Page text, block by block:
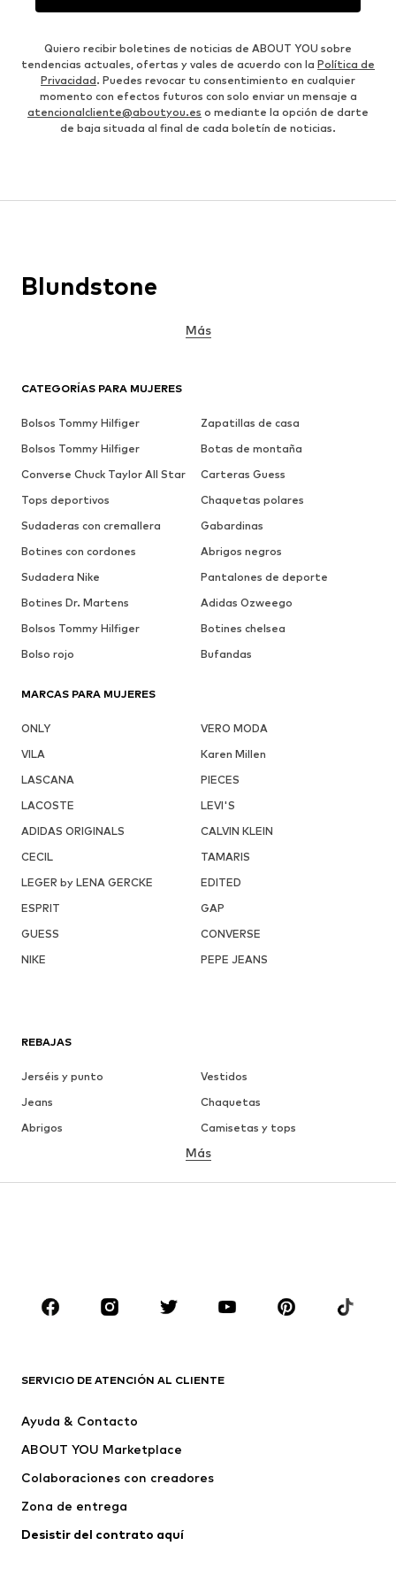
Quiero recibir boletines de noticias de ABOUT YOU sobre
tendencias actuales, ofertas y vales de acuerdo con la Política de
Privacidad. Puedes revocar tu consentimiento en cualquier
momento con efectos futuros con solo enviar un mensaje a
atencionalcliente@aboutyou.es o mediante la opción de darte
de baja situada al final de cada boletín de noticias.
CATEGORÍAS PARA MUJERES
Bolsos Tommy Hilfiger
Zapatillas de casa
Bolsos Tommy Hilfiger
Botas de montaña
Converse Chuck Taylor All Star
Carteras Guess
Tops deportivos
Chaquetas polares
Sudaderas con cremallera
Gabardinas
Botines con cordones
Abrigos negros
Sudadera Nike
Pantalones de deporte
Botines Dr. Martens
Adidas Ozweego
Bolsos Tommy Hilfiger
Botines chelsea
Bolso rojo
Bufandas
MARCAS PARA MUJERES
ONLY
VERO MODA
VILA
Karen Millen
LASCANA
PIECES
LACOSTE
LEVI'S
ADIDAS ORIGINALS
CALVIN KLEIN
CECIL
TAMARIS
LEGER by LENA GERCKE
EDITED
ESPRIT
GAP
GUESS
CONVERSE
NIKE
PEPE JEANS
REBAJAS
Jerséis y punto
Vestidos
Jeans
Chaquetas
Abrigos
Camisetas y tops
Ropa interior
Faldas
Blusas y camisas
Zapatos
Deporte
Vestidos
Camisetas y tops
Chaquetas
Jerséis y punto
Ropa interior
Abrigos
Más
SERVICIO DE ATENCIÓN AL CLIENTE
Ayuda & Contacto
ABOUT YOU Marketplace
Colaboraciones con creadores
Zona de entrega
Desistir del contrato aquí
Blundstone
Más